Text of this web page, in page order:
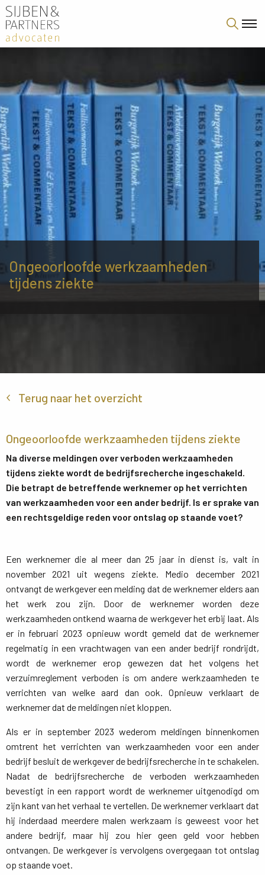
Ongeoorloofde werkzaamheden
tijdens ziekte
Terug naar het overzicht
Ongeoorloofde werkzaamheden tijdens ziekte
Na diverse meldingen over verboden werkzaamheden
tijdens ziekte wordt de bedrijfsrecherche ingeschakeld.
Die betrapt de betreffende werknemer op het verrichten
van werkzaamheden voor een ander bedrijf. Is er sprake van
een rechtsgeldige reden voor ontslag op staande voet?
Een werknemer die al meer dan 25 jaar in dienst is, valt in
november 2021 uit wegens ziekte. Medio december 2021
ontvangt de werkgever een melding dat de werknemer elders aan
het werk zou zijn. Door de werknemer worden deze
werkzaamheden ontkend waarna de werkgever het erbij laat. Als
er in februari 2023 opnieuw wordt gemeld dat de werknemer
regelmatig in een vrachtwagen van een ander bedrijf rondrijdt,
wordt de werknemer erop gewezen dat het volgens het
verzuimreglement verboden is om andere werkzaamheden te
verrichten van welke aard dan ook. Opnieuw verklaart de
werknemer dat de meldingen niet kloppen.
Als er in september 2023 wederom meldingen binnenkomen
omtrent het verrichten van werkzaamheden voor een ander
bedrijf besluit de werkgever de bedrijfsrecherche in te schakelen.
Nadat de bedrijfsrecherche de verboden werkzaamheden
bevestigt in een rapport wordt de werknemer uitgenodigd om
zijn kant van het verhaal te vertellen. De werknemer verklaart dat
hij inderdaad meerdere malen werkzaam is geweest voor het
andere bedrijf, maar hij zou hier geen geld voor hebben
ontvangen. De werkgever is vervolgens overgegaan tot ontslag
op staande voet.